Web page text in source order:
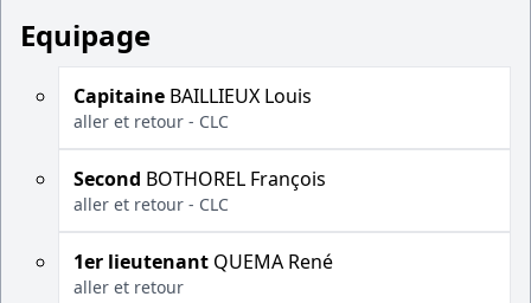
Equipage
Capitaine BAILLIEUX Louis
aller et retour - CLC
Second BOTHOREL François
aller et retour - CLC
1er lieutenant QUEMA René
aller et retour